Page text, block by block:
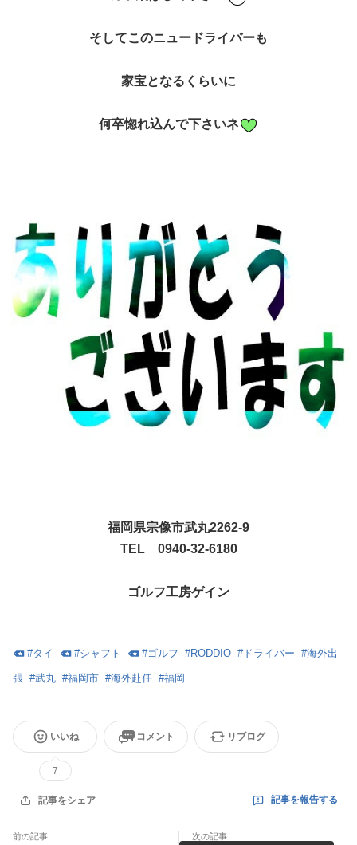
そしてこのニュードライバーも
家宝となるくらいに
何卒惚れ込んで下さいネ
福岡県宗像市武丸2262-9
TEL 0940-32-6180
ゴルフ工房ゲイン
#タイ #シャフト #ゴルフ #RODDIO #ドライバー #海外出
張 #武丸 #福岡市 #海外赴任 #福岡
いいね
7
コメント リブログ
記事をシェア 記事を報告する
前の記事 次の記事